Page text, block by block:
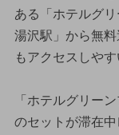
ある「ホテルグ
湯沢駅」から無
もアクセスしやす
「ホテルグリー
のセットが滞在